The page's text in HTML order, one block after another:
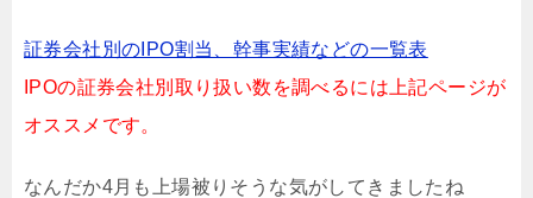
証券会社別のIPO割当、幹事実績などの一覧表
IPOの証券会社別取り扱い数を調べるには上記ページが
オススメです。
なんだか4月も上場被りそうな気がしてきましたね